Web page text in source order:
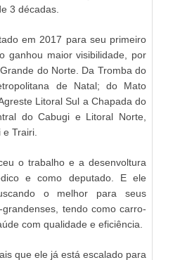
3 décadas.
em 2017 para seu primeiro
ganhou maior visibilidade, por
do Norte. Da Tromba do
de Natal; do Mato
Litoral Sul a Chapada do
do Cabugi e Litoral Norte,
Trairi.
o trabalho e a desenvoltura
e como deputado. E ele
o melhor para seus
tendo como carro-
com qualidade e eficiência.
que ele já está escalado para